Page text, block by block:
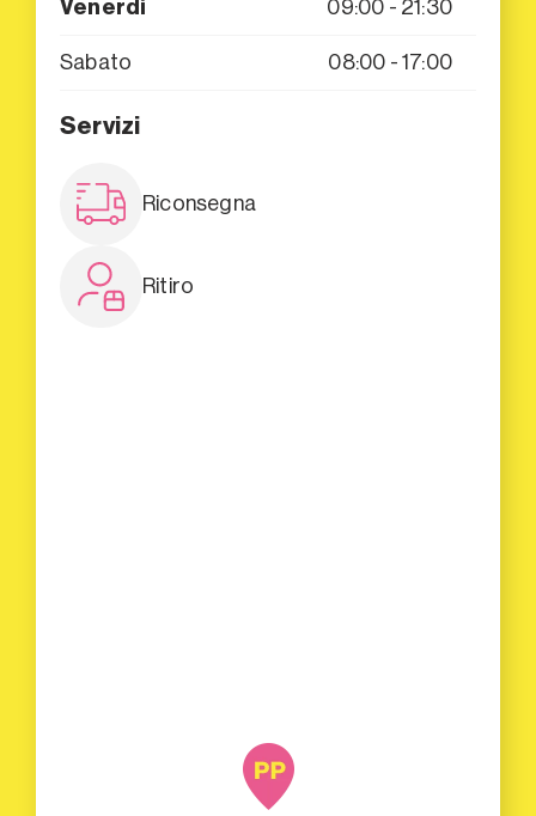
Venerdì 09:00 - 21:30
Sabato 08:00 - 17:00
Servizi
Riconsegna
Ritiro